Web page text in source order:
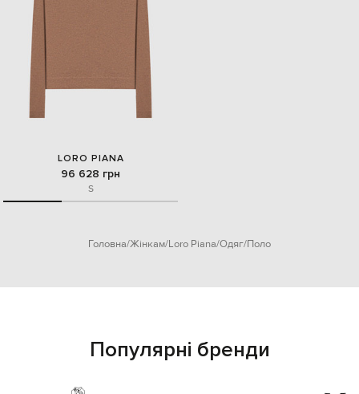
LORO PIANA
96 628 грн
S
Головна Жінкам Loro Piana Одяг Поло
Популярні бренди